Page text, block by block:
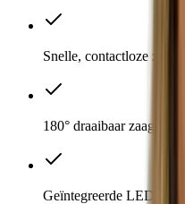
Snelle, contactloze
180° draaibaar
Geïntegreerde LED-